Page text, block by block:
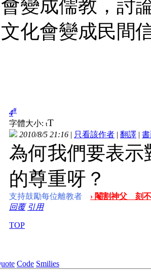
變成儒教，討
化會變成民間
4#
字體大小: tT
2010/8/5 21:16 | 只看該作者 | 翻譯 |
為何我們要表
的尊重呀？
支持鼓勵每位離教者
› 閹割神父 刻不
回覆 引用
TOP
Code Smilies